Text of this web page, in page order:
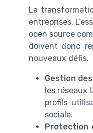
La
entreprises.
open source
doivent donc
nouveaux défis.
Gestion
les réseaux
profils
sociale.
Protection